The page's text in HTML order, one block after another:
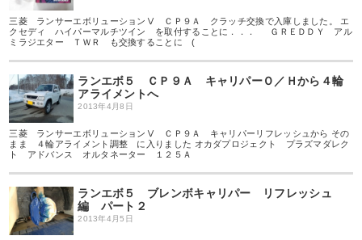
三菱 ランサーエボリューションⅤ ＣＰ９Ａ クラッチ交換で入庫しました。 エ
クセディ ハイパーマルチツイン を取付することに．．． ＧＲＥＤＤＹ アル
ミラジエター ＴＷＲ も交換することに (
ランエボ５ ＣＰ９Ａ キャリパーＯ／Ｈから４輪
アライメントへ
2013年4月8日
三菱 ランサーエボリューションⅤ ＣＰ９Ａ キャリパーリフレッシュから その
まま ４輪アライメント調整 に入りました オカダプロジェクト プラズマダレク
ト アドバンス オルタネーター １２５Ａ
ランエボ５ ブレンボキャリパー リフレッシュ
編 パート２
2013年4月5日